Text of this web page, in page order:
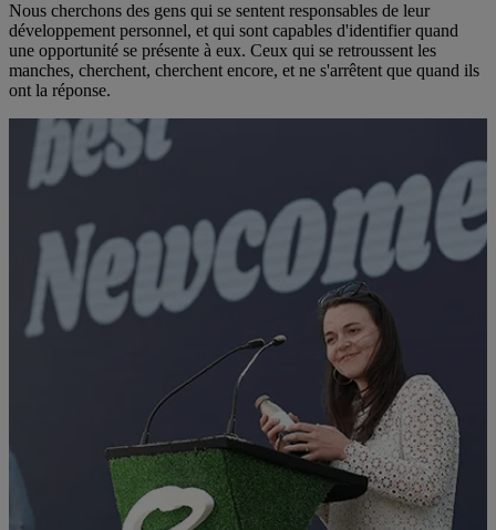
Nous cherchons des gens qui se sentent responsables de leur
développement personnel, et qui sont capables d'identifier quand
une opportunité se présente à eux. Ceux qui se retroussent les
manches, cherchent, cherchent encore, et ne s'arrêtent que quand ils
ont la réponse.